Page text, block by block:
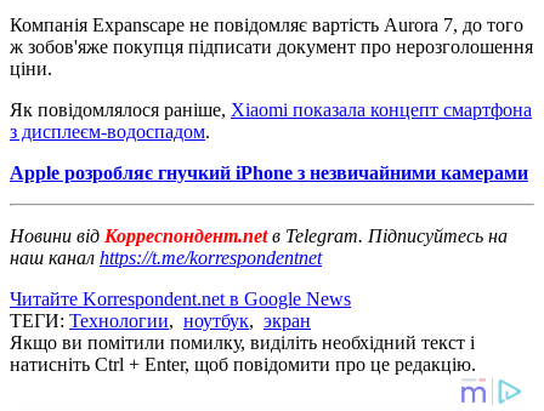
Компанія Expanscape не повідомляє вартість Aurora 7, до того
ж зобов'яже покупця підписати документ про нерозголошення
ціни.
Як повідомлялося раніше, Xiaomi показала концепт смартфона
з дисплеєм-водоспадом.
Apple розробляє гнучкий iPhone з незвичайними камерами
Новини від Корреспондент.netв Telegram. Підписуйтесь на
наш канал https://t.me/korrespondentnet
Читайте Korrespondent.net в Google News
ТЕГИ: Технологии, ноутбук, экран
Якщо ви помітили помилку, виділіть необхідний текст і
натисніть Ctrl + Enter, щоб повідомити про це редакцію.